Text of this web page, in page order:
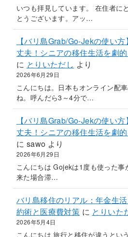
いつも拝見しています。 在住者に
とうございます。アッ…
【バリ島Grab/Go-Jekの使い
丈夫！シニアの移住生活を劇
に とりいただし より
2026年6月29日
こんにちは。日本もオンライン配
ね。呼んだら3～4分で…
【バリ島Grab/Go-Jekの使い
丈夫！シニアの移住生活を劇
に sawo より
2026年6月29日
こんにちは Gojekは1度も使った
来た場合滞…
バリ島移住のリアル：年金生
約術と医療費対策 に とりいた
2026年5月4日
こんにちは 旅行と移住が違うとい